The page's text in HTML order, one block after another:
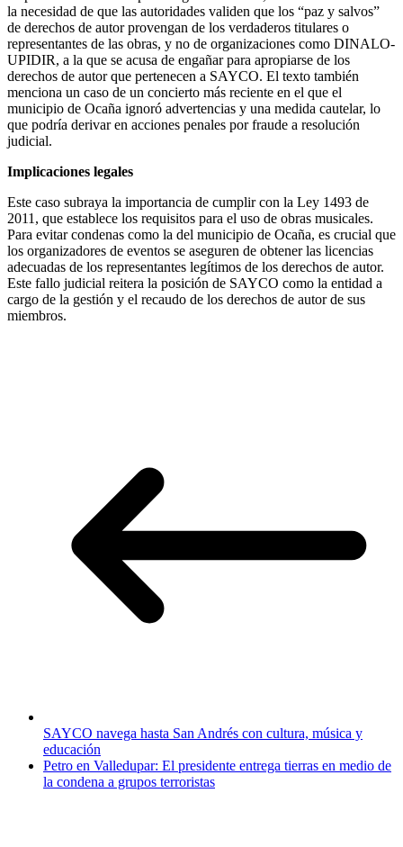
la necesidad de que las autoridades validen que los “paz y salvos”
de derechos de autor provengan de los verdaderos titulares o
representantes de las obras, y no de organizaciones como DINALO-
UPIDIR, a la que se acusa de engañar para apropiarse de los
derechos de autor que pertenecen a SAYCO. El texto también
menciona un caso de un concierto más reciente en el que el
municipio de Ocaña ignoró advertencias y una medida cautelar, lo
que podría derivar en acciones penales por fraude a resolución
judicial.
Implicaciones legales
Este caso subraya la importancia de cumplir con la Ley 1493 de
2011, que establece los requisitos para el uso de obras musicales.
Para evitar condenas como la del municipio de Ocaña, es crucial que
los organizadores de eventos se aseguren de obtener las licencias
adecuadas de los representantes legítimos de los derechos de autor.
Este fallo judicial reitera la posición de SAYCO como la entidad a
cargo de la gestión y el recaudo de los derechos de autor de sus
miembros.
SAYCO navega hasta San Andrés con cultura, música y
educación
Petro en Valledupar: El presidente entrega tierras en medio de
la condena a grupos terroristas